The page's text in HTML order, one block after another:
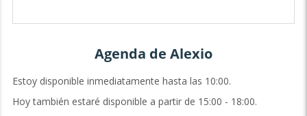
Agenda de Alexio
Estoy disponible inmediatamente hasta las 10:00.
Hoy también estaré disponible a partir de 15:00 - 18:00.